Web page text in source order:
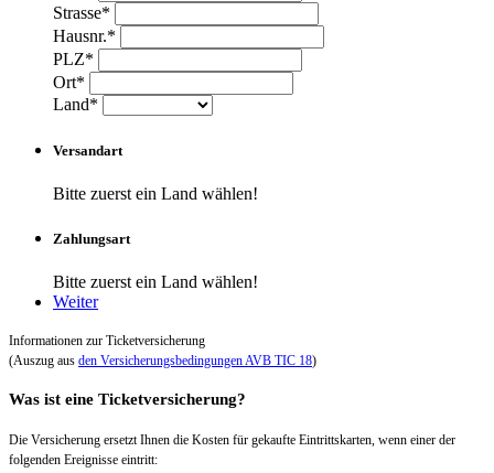
Strasse*
Hausnr.*
PLZ*
Ort*
Land*
Versandart
Bitte zuerst ein Land wählen!
Zahlungsart
Bitte zuerst ein Land wählen!
Weiter
Informationen zur Ticketversicherung
(Auszug aus den Versicherungsbedingungen AVB TIC 18)
Was ist eine Ticketversicherung?
Die Versicherung ersetzt Ihnen die Kosten für gekaufte Eintrittskarten, wenn einer der
folgenden Ereignisse eintritt: